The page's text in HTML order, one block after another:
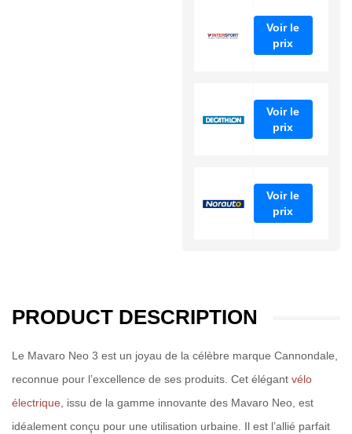
Voir le
prix
Voir le
prix
Voir le
prix
PRODUCT DESCRIPTION
Le Mavaro Neo 3 est un joyau de la célèbre marque Cannondale,
reconnue pour l’excellence de ses produits. Cet élégant vélo
électrique, issu de la gamme innovante des Mavaro Neo, est
idéalement conçu pour une utilisation urbaine. Il est l’allié parfait